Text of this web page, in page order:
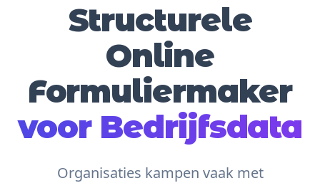
Structurele
Online
Formuliermaker
voor Bedrijfsdata
Organisaties kampen vaak met